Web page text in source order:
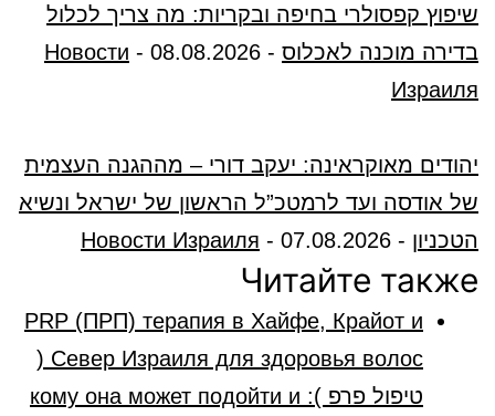
שיפוץ קפסולרי בחיפה ובקריות: מה צריך לכלול
בדירה מוכנה לאכלוס -
08.08.2026
-
Новости
Израиля
יהודים מאוקראינה: יעקב דורי – מההגנה העצמית
של אודסה ועד לרמטכ”ל הראשון של ישראל ונשיא
הטכניון -
07.08.2026
-
Новости Израиля
Читайте также
PRP (ПРП) терапия в Хайфе, Крайот и
Север Израиля для здоровья волос (
טיפול פרפ ): кому она может подойти и